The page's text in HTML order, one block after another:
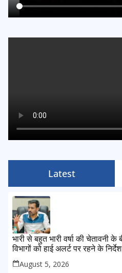
Latest
भारी से बहुत भारी वर्षा की चेतावनी
विभागों को हाई अलर्ट पर रहने के निर्देश
August 5, 2026